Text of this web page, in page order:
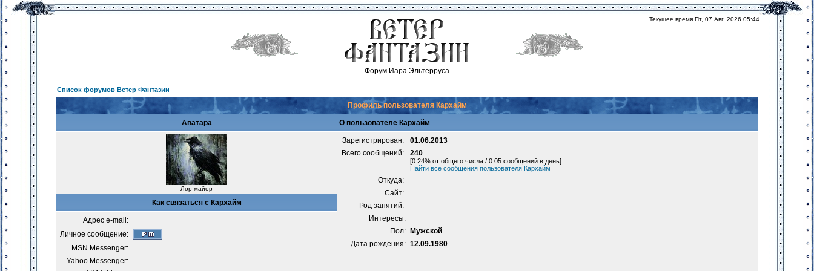
Форум Иара Эльтерруса
Текущее время Пт, 07 Авг, 2026 05:44
Список форумов Ветер Фантазии
Профиль пользователя Кархайм
Аватара О пользователе Кархайм
Лор-майор
Зарегистрирован:
01.06.2013
Всего сообщений:
240
[0.24% от общего числа / 0.05 сообщений в день]
Найти все сообщения пользователя Кархайм
Откуда:
Сайт:
Род занятий:
Интересы:
Пол:
Мужской
Дата рождения: 12.09.1980
Как связаться с Кархайм
Адрес e-mail:
Личное сообщение:
MSN Messenger:
Yahoo Messenger: